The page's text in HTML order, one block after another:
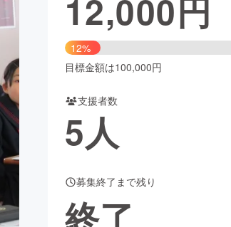
ード・飲食店 ファッシ
アニメ・漫画
ューティー・ヘルスケア
Creation
ミュニティ
12,000円
12%
目標金額は100,000円
支援者数
5人
募集終了まで残り
終了